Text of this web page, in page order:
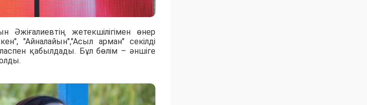
жетекшілігімен өнер
"Айналайын","Асыл арман" секілді
қабылдады. Бұл бөлім – әншіге